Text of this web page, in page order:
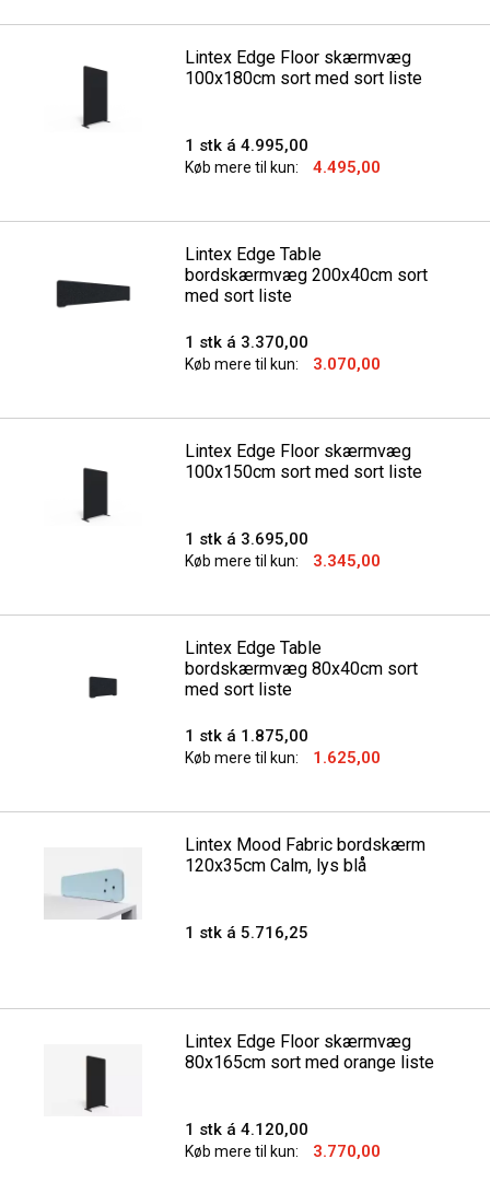
Lintex Edge Floor skærmvæg
100x180cm sort med sort liste
1 stk á 4.995,00
Køb mere til kun: 4.495,00
Lintex Edge Table
bordskærmvæg 200x40cm sort
med sort liste
1 stk á 3.370,00
Køb mere til kun: 3.070,00
Lintex Edge Floor skærmvæg
100x150cm sort med sort liste
1 stk á 3.695,00
Køb mere til kun: 3.345,00
Lintex Edge Table
bordskærmvæg 80x40cm sort
med sort liste
1 stk á 1.875,00
Køb mere til kun: 1.625,00
Lintex Mood Fabric bordskærm
120x35cm Calm, lys blå
1 stk á 5.716,25
Lintex Edge Floor skærmvæg
80x165cm sort med orange liste
1 stk á 4.120,00
Køb mere til kun: 3.770,00